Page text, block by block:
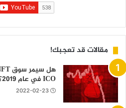
مقالات قد تعجبك!
ICO في عام 2019؟
2022-02-23